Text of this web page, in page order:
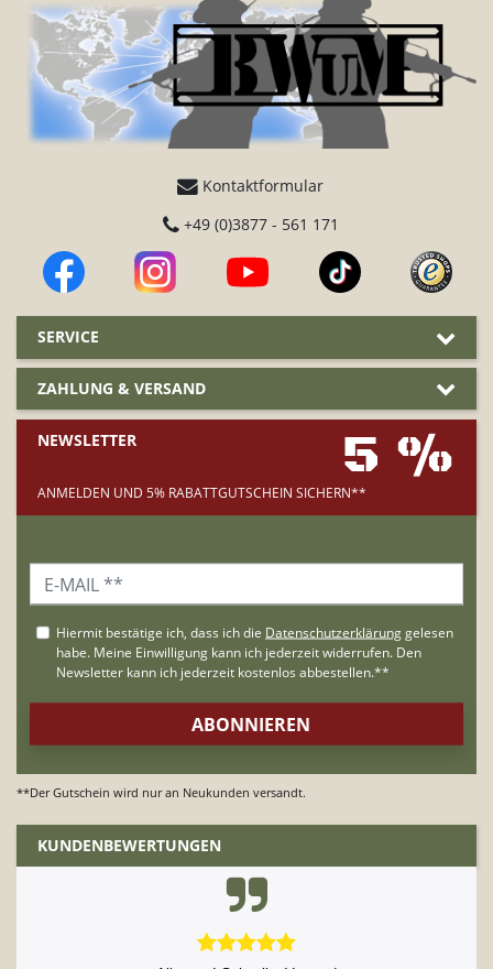
Kontaktformular
+49 (0)3877 - 561 171
SERVICE
ZAHLUNG & VERSAND
NEWSLETTER 5 %
ANMELDEN UND 5% RABATTGUTSCHEIN SICHERN**
**Der Gutschein wird nur an Neukunden versandt.
KUNDENBEWERTUNGEN